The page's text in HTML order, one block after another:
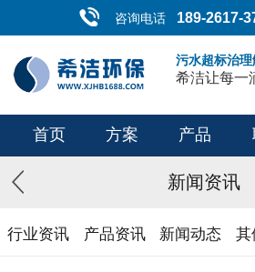
咨询电话 189-2617-
污水超标治
希洁让每一
首页 方案 产品
新闻资讯
行业资讯 产品资讯 新闻动态 其